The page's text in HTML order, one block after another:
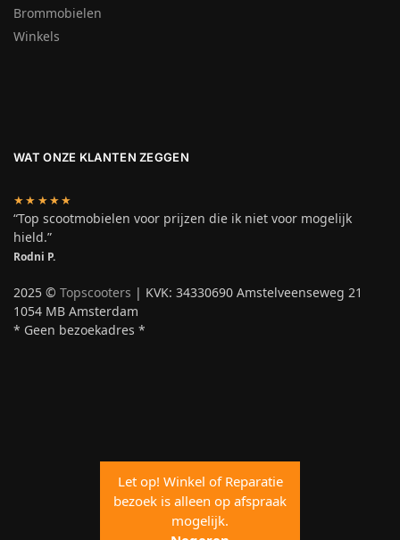
Let op! Winkel of Reparatie
bezoek is alleen op afspraak
mogelijk.
Brommobielen
Winkels
WAT ONZE KLANTEN ZEGGEN
★★★★★
“Top scootmobielen voor prijzen die ik niet voor mogelijk
hield.”
Rodni P.
2025 © Topscooters | KVK: 34330690 Amstelveenseweg 21
1054 MB Amsterdam
* Geen bezoekadres *